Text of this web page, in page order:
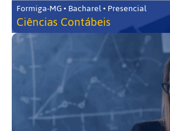
Formiga-MG • Bacharel • Presencial
Ciências Contábeis